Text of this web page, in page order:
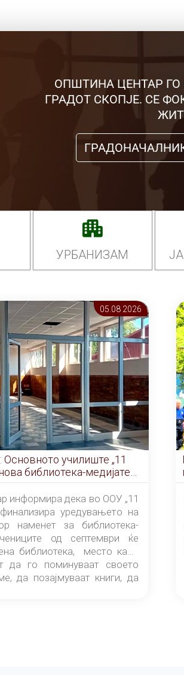
ОПШТИНА ЦЕНТАР ГО
ГРАДОТ СКОПЈЕ. СЕ
УРБАНИЗАМ
05.08 2026
училиште „11
библиотека-медијатека
информира дека во ООУ „11
уредувањето на
наменет за библиотека-
од септември ќе
библиотека, место каде
го поминуваат своето
да позајмуваат книги, да